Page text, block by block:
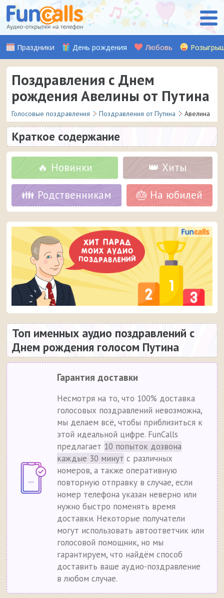
Праздники День рождения Любовь
Поздравления с Днем
рождения Авелины от Путина
Голосовые поздравления Поздравления от Путина Авелина
Краткое содержание
🔥 Новинки 👑 Хиты
👪 Родственникам 🎂 На юбилей
Топ именных аудио поздравлений с
Днем рождения голосом Путина
Гарантия доставки
Несмотря на то, что 100% доставка
голосовых поздравлений невозможна,
мы делаем всё, чтобы приблизиться к
этой идеальной цифре. FunCalls
предлагает 10 попыток дозвона
каждые 30 минут с различных
номеров, а также оперативную
повторную отправку в случае, если
номер телефона указан неверно или
нужно быстро поменять время
доставки. Некоторые получатели
могут использовать автоответчик или
голосовой помощник, но мы
гарантируем, что найдём способ
доставить ваше аудио-поздравление
в любом случае.